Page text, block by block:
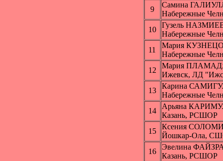
9
Самина
Набережные
10
Гузель
Набережные
11
Мария
Набережные
12
Мария
Ижевск, ЛД
13
Карина
Набережные
14
Арьяна
Казань, РСШОР
15
Ксения
Йошкар-Ола,
16
Эвелина
Казань, РСШОР